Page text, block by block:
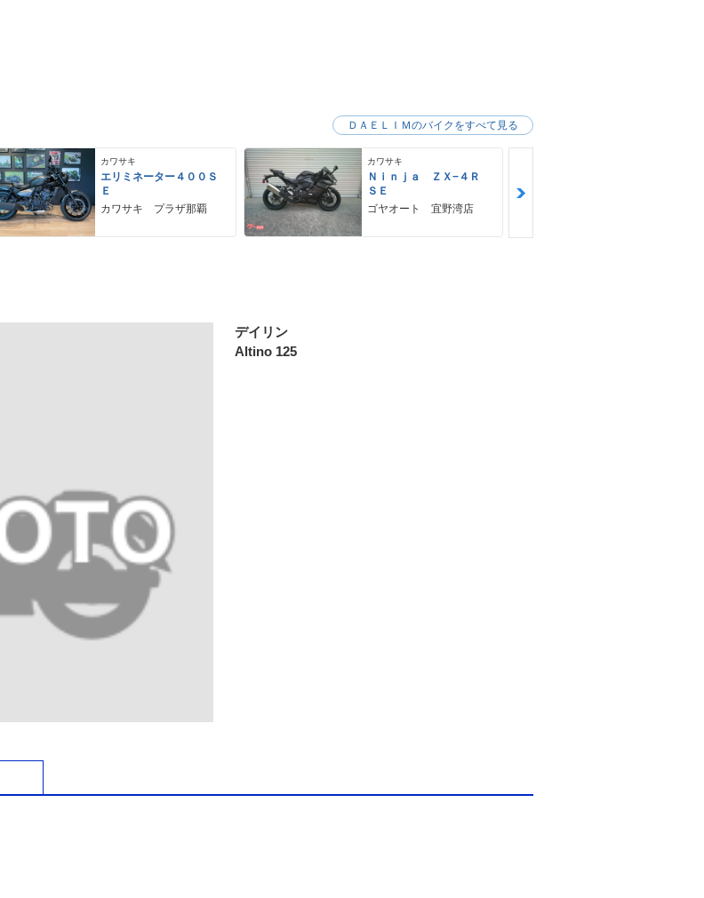
カワサキ
エリミネーター４００Ｓ
Ｅ
カワサキ プラザ那覇
カワサキ
Ｎｉｎｊａ ＺＸ−４Ｒ
ＳＥ
ゴヤオート 宜野湾店
ＤＡＥＬＩＭのバイクをすべて見る
デイリン
Altino 125